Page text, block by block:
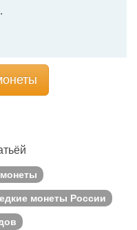
монеты России